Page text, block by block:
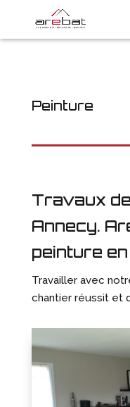
Peinture
Travaux
Annecy.
peinture
Travailler avec
chantier réussit et